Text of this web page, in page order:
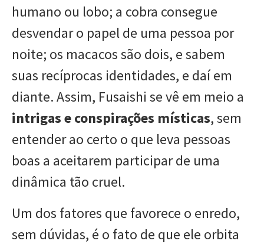
humano ou lobo; a cobra consegue
desvendar o papel de uma pessoa por
noite; os macacos são dois, e sabem
suas recíprocas identidades, e daí em
diante. Assim, Fusaishi se vê em meio a
intrigas e conspirações místicas, sem
entender ao certo o que leva pessoas
boas a aceitarem participar de uma
dinâmica tão cruel.
Um dos fatores que favorece o enredo,
sem dúvidas, é o fato de que ele orbita